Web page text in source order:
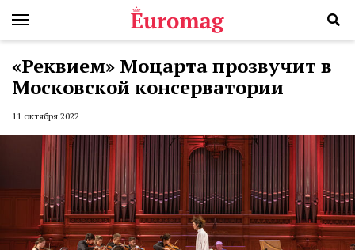
«Реквием» Моцарта прозвучит в
Московской консерватории
11 октября 2022